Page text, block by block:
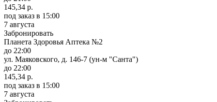
145,34 р.
под заказ в 15:00
7 августа
Забронировать
Планета Здоровья Аптека №2
до 22:00
ул. Маяковского, д. 146-7 (ун-м "Санта")
до 22:00
145,34 р.
под заказ в 15:00
7 августа